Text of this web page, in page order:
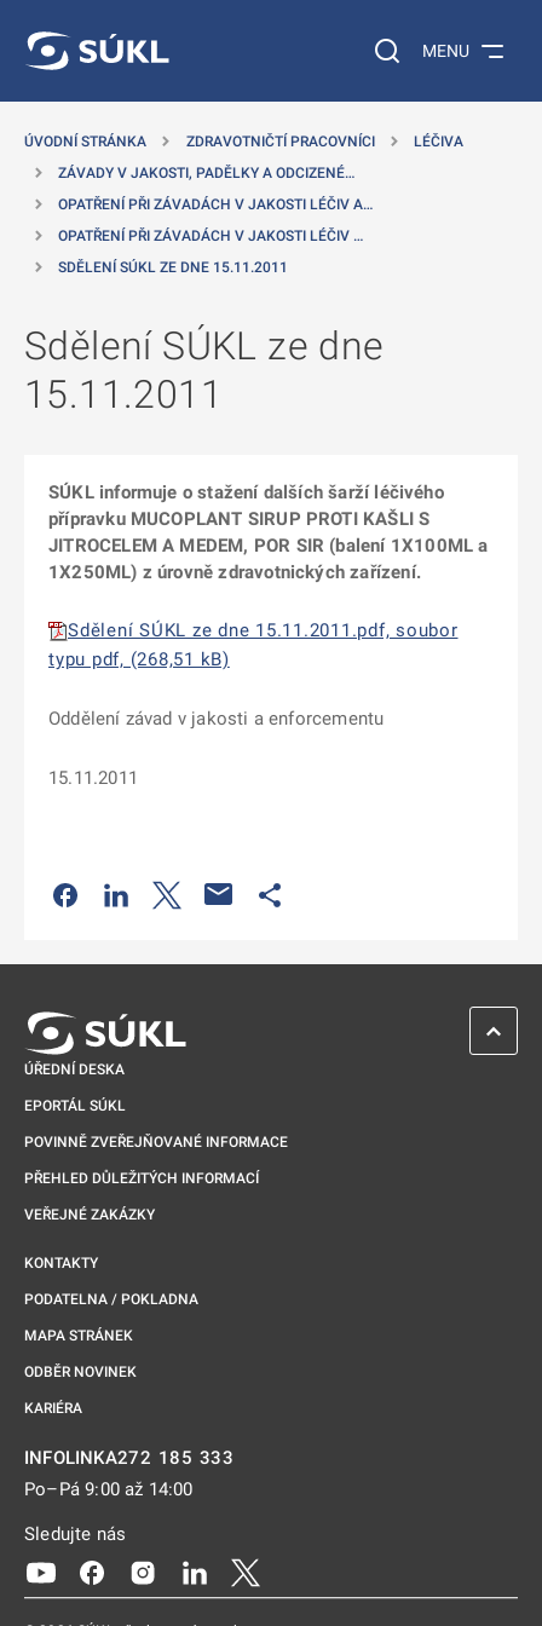
Vyhledávání na
MENU
ÚVODNÍ STRÁNKA ZDRAVOTNIČTÍ PRACOVNÍCI
LÉČIVA
ZÁVADY V JAKOSTI, PADĚLKY A ODCIZENÉ…
OPATŘENÍ PŘI ZÁVADÁCH V JAKOSTI LÉČIV A…
OPATŘENÍ PŘI ZÁVADÁCH V JAKOSTI LÉČIV …
SDĚLENÍ SÚKL ZE DNE 15.11.2011
Sdělení SÚKL ze dne
15.11.2011
SÚKL informuje o stažení dalších šarží léčivého
přípravku MUCOPLANT SIRUP PROTI KAŠLI S
JITROCELEM A MEDEM, POR SIR (balení 1X100ML a
1X250ML) z úrovně zdravotnických zařízení.
Sdělení SÚKL ze dne 15.11.2011.pdf, soubor
typu pdf, (268,51 kB)
Oddělení závad v jakosti a enforcementu
15.11.2011
Odkaz se otevře na nové kartě
Odkaz se otevře na nové kartě
Odkaz se otevře na nové kartě
ÚŘEDNÍ DESKA
EPORTÁL SÚKL
POVINNĚ ZVEŘEJŇOVANÉ INFORMACE
PŘEHLED DŮLEŽITÝCH INFORMACÍ
VEŘEJNÉ ZAKÁZKY
KONTAKTY
PODATELNA / POKLADNA
MAPA STRÁNEK
ODBĚR NOVINEK
KARIÉRA
INFOLINKA272 185 333
Po–Pá 9:00 až 14:00
Sledujte nás
Odkaz se otevře na nové kartě
Odkaz se otevře na nové kartě
Odkaz se otevře na nové kartě
Odkaz se otevře na nové kartě
ZPĚT